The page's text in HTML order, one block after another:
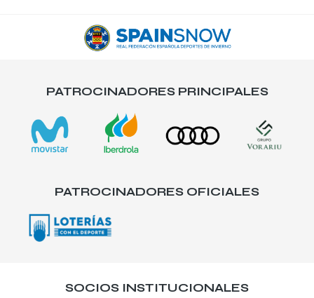
PATROCINADORES PRINCIPALES
PATROCINADORES OFICIALES
SOCIOS INSTITUCIONALES